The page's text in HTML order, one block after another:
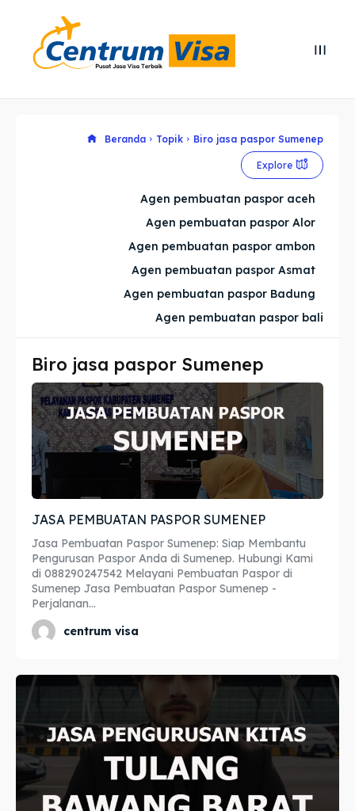
Explore our destinations
Imta
Legalisir
Apostille
Penerjemah
Asuransi
Blog
Explore our destinations
Imta
Legalisir
Apostille
Penerjemah
Asuransi
Blog
Beranda Topik Biro jasa paspor Sumenep
Explore
Agen pembuatan paspor aceh
Agen pembuatan paspor Alor
Agen pembuatan paspor ambon
Agen pembuatan paspor Asmat
Agen pembuatan paspor Badung
Agen pembuatan paspor bali
Biro jasa paspor Sumenep
JASA PEMBUATAN PASPOR SUMENEP
Jasa Pembuatan Paspor Sumenep: Siap Membantu
Pengurusan Paspor Anda di Sumenep. Hubungi Kami
di 088290247542 Melayani Pembuatan Paspor di
Sumenep Jasa Pembuatan Paspor Sumenep -
Perjalanan...
centrum visa